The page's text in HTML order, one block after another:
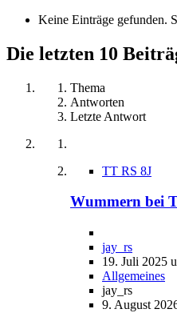
Keine Einträge gefunden.
Die letzten 10
Thema
Antworten
Letzte Antwort
TT RS 8J
Wummern bei
jay_rs
19. Juli 2025
Allgemeines
jay_rs
9. August